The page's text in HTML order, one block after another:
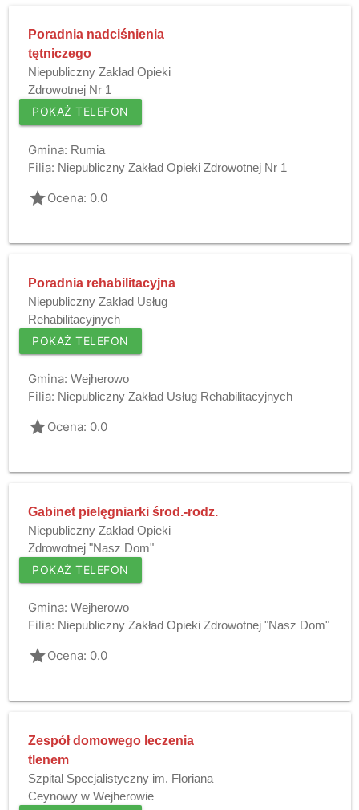
Poradnia nadciśnienia
tętniczego
Niepubliczny Zakład Opieki
Zdrowotnej Nr 1
POKAŻ TELEFON
Gmina: Rumia
Filia: Niepubliczny Zakład Opieki Zdrowotnej Nr 1
gradeOcena: 0.0
Poradnia rehabilitacyjna
Niepubliczny Zakład Usług
Rehabilitacyjnych
POKAŻ TELEFON
Gmina: Wejherowo
Filia: Niepubliczny Zakład Usług Rehabilitacyjnych
gradeOcena: 0.0
Gabinet pielęgniarki środ.-rodz.
Niepubliczny Zakład Opieki
Zdrowotnej "Nasz Dom"
POKAŻ TELEFON
Gmina: Wejherowo
Filia: Niepubliczny Zakład Opieki Zdrowotnej "Nasz Dom"
gradeOcena: 0.0
Zespół domowego leczenia
tlenem
Szpital Specjalistyczny im. Floriana
Ceynowy w Wejherowie